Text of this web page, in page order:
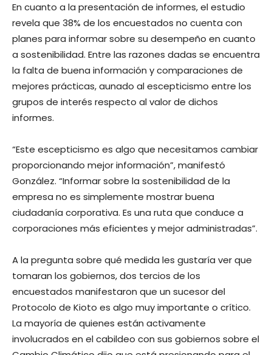
En cuanto a la presentación de informes, el estudio
revela que 38% de los encuestados no cuenta con
planes para informar sobre su desempeño en cuanto
a sostenibilidad. Entre las razones dadas se encuentra
la falta de buena información y comparaciones de
mejores prácticas, aunado al escepticismo entre los
grupos de interés respecto al valor de dichos
informes.
“Este escepticismo es algo que necesitamos cambiar
proporcionando mejor información”, manifestó
González. “Informar sobre la sostenibilidad de la
empresa no es simplemente mostrar buena
ciudadanía corporativa. Es una ruta que conduce a
corporaciones más eficientes y mejor administradas”.
A la pregunta sobre qué medida les gustaría ver que
tomaran los gobiernos, dos tercios de los
encuestados manifestaron que un sucesor del
Protocolo de Kioto es algo muy importante o crítico.
La mayoría de quienes están activamente
involucrados en el cabildeo con sus gobiernos sobre el